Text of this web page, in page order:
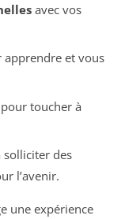
avec vos
apprendre et vous
toucher à
solliciter des
l’avenir.
une expérience